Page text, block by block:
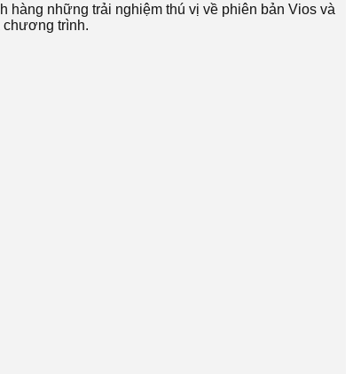
hàng những trải nghiệm thú vị về phiên bản Vios và
chương trình.